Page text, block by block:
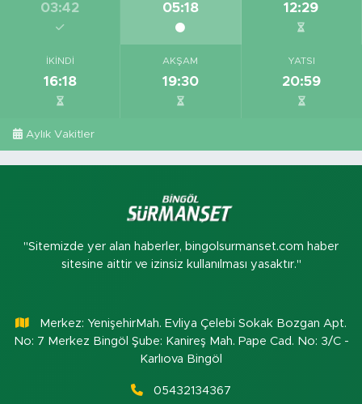
03:42 05:18 12:29
İKINDI
16:18
AKŞAM
19:30
YATSI
20:59
Aylık Vakitler
"Sitemizde yer alan haberler, bingolsurmanset.com haber
sitesine aittir ve izinsiz kullanılması yasaktır."
Merkez: YenişehirMah. Evliya Çelebi Sokak Bozgan Apt.
No: 7 Merkez Bingöl Şube: Kanireş Mah. Pape Cad. No: 3/C -
Karlıova Bingöl
05432134367